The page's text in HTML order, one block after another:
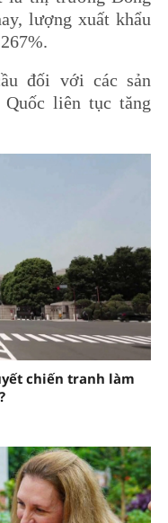
lượng xuất khẩu
đối với các sản
Quốc liên tục tăng
chiến tranh làm